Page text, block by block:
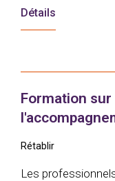
Détails
Formation
Rétablir
Les